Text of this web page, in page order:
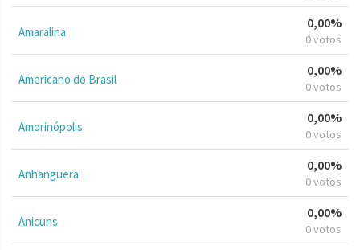
Amaralina
0,00%
0 votos
Americano do Brasil
0,00%
0 votos
Amorinópolis
0,00%
0 votos
Anhangüera
0,00%
0 votos
Anicuns
0,00%
0 votos